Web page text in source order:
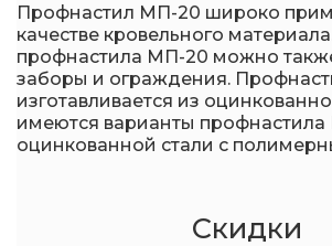
Профнастил МП-20 широко
качестве кровельного
профнастила МП-20 можно
заборы и ограждения.
изготавливается из
имеются варианты
оцинкованной стали с
Скидки